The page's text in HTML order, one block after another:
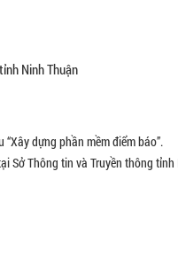
Ninh Thuận
dựng phần mềm điểm báo”.
Thông tin và Truyền thông tỉnh